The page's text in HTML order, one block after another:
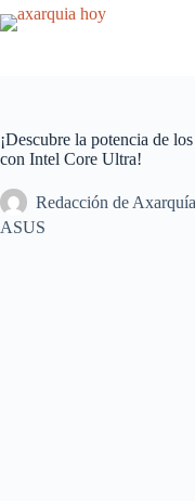
Saltar
al
¡Descubre la potencia de
con Intel Core Ultra!
Redacción de
ASUS